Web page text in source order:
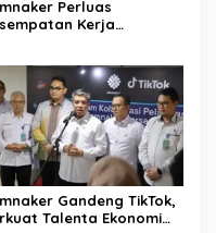
Perluas
Kerja
Gandeng TikTok,
Talenta Ekonomi